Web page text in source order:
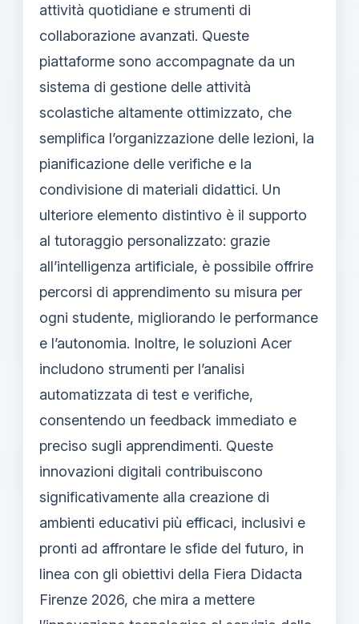
attività quotidiane e strumenti di
collaborazione avanzati. Queste
piattaforme sono accompagnate da un
sistema di gestione delle attività
scolastiche altamente ottimizzato, che
semplifica l’organizzazione delle lezioni, la
pianificazione delle verifiche e la
condivisione di materiali didattici. Un
ulteriore elemento distintivo è il supporto
al tutoraggio personalizzato: grazie
all’intelligenza artificiale, è possibile offrire
percorsi di apprendimento su misura per
ogni studente, migliorando le performance
e l’autonomia. Inoltre, le soluzioni Acer
includono strumenti per l’analisi
automatizzata di test e verifiche,
consentendo un feedback immediato e
preciso sugli apprendimenti. Queste
innovazioni digitali contribuiscono
significativamente alla creazione di
ambienti educativi più efficaci, inclusivi e
pronti ad affrontare le sfide del futuro, in
linea con gli obiettivi della Fiera Didacta
Firenze 2026, che mira a mettere